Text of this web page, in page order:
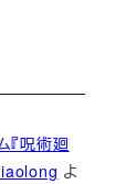
『呪術廻
よ